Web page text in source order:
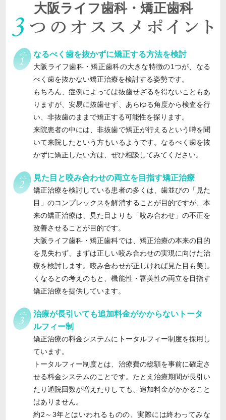
大阪ライフ歯科・矯正歯科
なるべく歯を抜かずに矯正する方法を検討
大阪ライフ歯科・矯正歯科の大きな特徴の1つが、なる
べく歯を抜かない矯正治療を検討する姿勢です。
もちろん、症例によっては抜歯せざるを得ないこともあ
りますが、安易に抜歯せず、あらゆる角度から検査を行
い、非抜歯のままで矯正する可能性を探ります。
来院患者の中には、非抜歯で矯正が行えるという噂を聞
いて来院したという方もいるようです。なるべく歯を抜
かずに矯正したい方は、ぜひ相談してみてください。
見た目と咬み合わせの両立を目指す矯正治療
矯正治療を検討している患者の多くは、歯並びの「見た
目」のコンプレックスを解消することが目的ですが、本
来の矯正治療は、見た目よりも「咬み合わせ」の不正を
改善させることが目的です。
大阪ライフ歯科・矯正歯科では、矯正治療の本来の目的
を見失わず、まずは正しい咬み合わせの実現に向けた治
療を検討します。咬み合わせが正しければ見た目も美し
くなるとの考えのもと、機能性・審美性の両立を目指す
矯正治療を提供しています。
治療が長引いても追加料金がかからないトータ
ルフィー制
矯正治療の料金システムにトータルフィー制度を採用し
ています。
トータルフィー制度とは、治療費の総額を事前に確定さ
せる料金システムのことです。たとえ治療期間が長引い
たり通院回数が増えたりしても、追加料金がかかること
はありません。
約2～3年とはいわれるものの、実際には終わってみな